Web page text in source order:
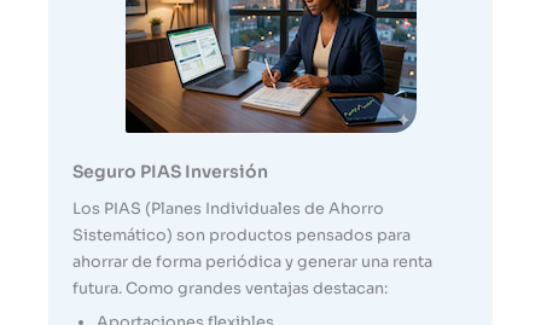
Seguro PIAS Inversión
Los PIAS (Planes Individuales de Ahorro
Sistemático) son productos pensados para
ahorrar de forma periódica y generar una renta
futura. Como grandes ventajas destacan: